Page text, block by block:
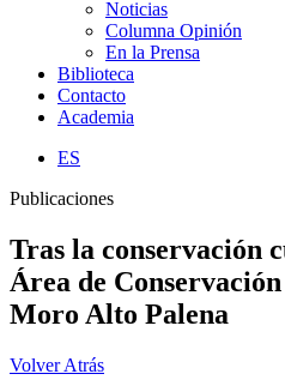
Noticias
Columna Opinión
En la Prensa
Biblioteca
Contacto
Academia
ES
Publicaciones
Tras la conservación
Área de
Moro Alto Palena
Volver Atrás